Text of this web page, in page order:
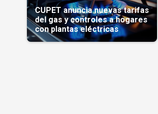
CUPET anuncia nuevas tarifas
del gas y controles a hogares
con plantas eléctricas